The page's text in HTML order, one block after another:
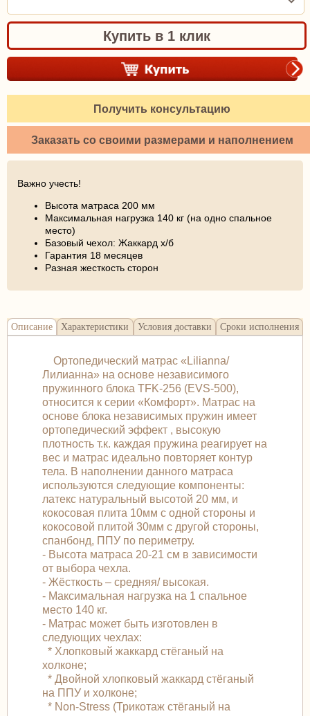
Купить в 1 клик
Получить консультацию
Заказать со своими размерами и наполнением
Важно учесть!
Высота матраса 200 мм
Максимальная нагрузка 140 кг (на одно спальное
место)
Базовый чехол: Жаккард х/б
Гарантия 18 месяцев
Разная жесткость сторон
Описание Характеристики Условия доставки Сроки исполнения
Ортопедический матрас «Lilianna/
Лилианна» на основе независимого
пружинного блока TFK-256 (EVS-500),
относится к серии «Комфорт». Матрас на
основе блока независимых пружин имеет
ортопедический эффект , высокую
плотность т.к. каждая пружина реагирует на
вес и матрас идеально повторяет контур
тела. В наполнении данного матраса
используются следующие компоненты:
латекс натуральный высотой 20 мм, и
кокосовая плита 10мм с одной стороны и
кокосовой плитой 30мм с другой стороны,
спанбонд, ППУ по периметру.
- Высота матраса 20-21 см в зависимости
от выбора чехла.
- Жёсткость – средняя/ высокая.
- Максимальная нагрузка на 1 спальное
место 140 кг.
- Матрас может быть изготовлен в
следующих чехлах:
* Хлопковый жаккард стёганый на
холконе;
* Двойной хлопковый жаккард стёганый
на ППУ и холконе;
* Non-Stress (Трикотаж стёганый на